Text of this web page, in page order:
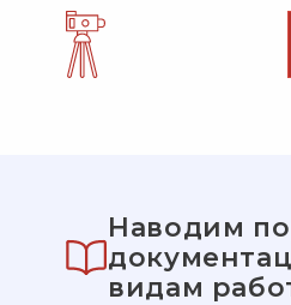
Наводим
видам